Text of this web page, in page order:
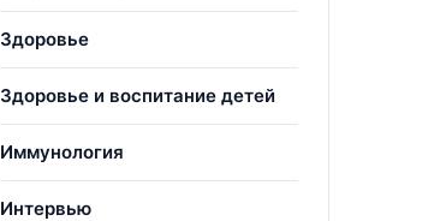
Здоровье
Здоровье и воспитание детей
Иммунология
Интервью